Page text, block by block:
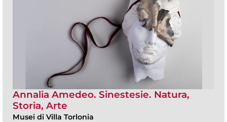
Annalia Amedeo. Sinestesie. Natura,
Storia, Arte
Musei di Villa Torlonia